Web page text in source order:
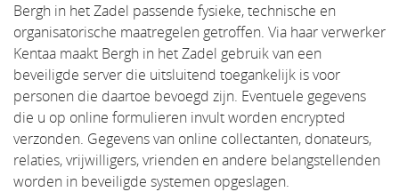
Bergh in het Zadel passende fysieke, technische en
organisatorische maatregelen getroffen. Via haar verwerker
Kentaa maakt Bergh in het Zadel gebruik van een
beveiligde server die uitsluitend toegankelijk is voor
personen die daartoe bevoegd zijn. Eventuele gegevens
die u op online formulieren invult worden encrypted
verzonden. Gegevens van online collectanten, donateurs,
relaties, vrijwilligers, vrienden en andere belangstellenden
worden in beveiligde systemen opgeslagen.